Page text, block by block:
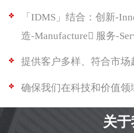
「IDMS」结合：创新-
造-Manufacture 服务-
提供客户多样、符合市场
确保我们在科技和价值领
关于